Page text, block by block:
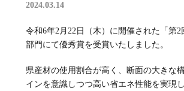
2024.03.14
令和6年2月22日（木）に開催された「第
部門にて優秀賞を受賞いたしました。
県産材の使用割合が高く、断面の大きな
インを意識しつつ高い省エネ性能を実現